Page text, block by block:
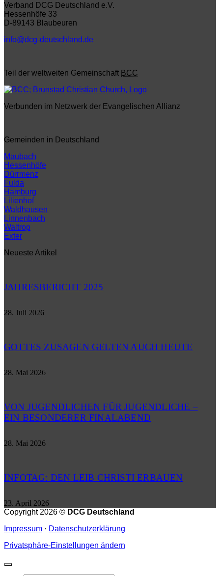
Verband DCG Deutschland e.V.
Hessenhöfe 33
D-89143 Blaubeuren
info@dcg-deutschland.de
Teil der weltweiten Gemeinschaft BCC
Verbunden im Netzwerk der Evangelischen Allianz
Gemeinden in Deutschland
Maubach
Hessenhöfe
Dürrmenz
Fulda
Hamburg
Lilienhof
Waldhausen
Linnenbach
Waltrop
Exter
Neueste Artikel
JAHRESBERICHT 2025
28. Juli 2026
GOTTES ZUSAGEN GELTEN AUCH HEUTE
28. Mai 2026
VON JUGENDLICHEN FÜR JUGENDLICHE –
EIN BESONDERER FINALABEND
28. Mai 2026
INFOTAG: DEN LEIB CHRISTI ERBAUEN
23. April 2026
Copyright 2026 © DCG Deutschland
Impressum · Datenschutzerklärung
Privatsphäre-Einstellungen ändern